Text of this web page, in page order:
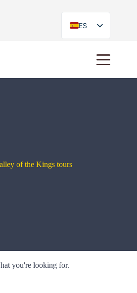
ES
EN
of the Kings tours
you're looking for.